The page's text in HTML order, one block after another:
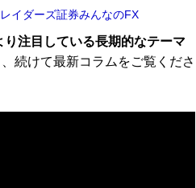
レイダーズ証券みんなのFX
り注目している長期的なテーマ
続けて最新コラムをご覧くださ